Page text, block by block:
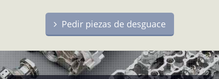
Pedir piezas de desguace